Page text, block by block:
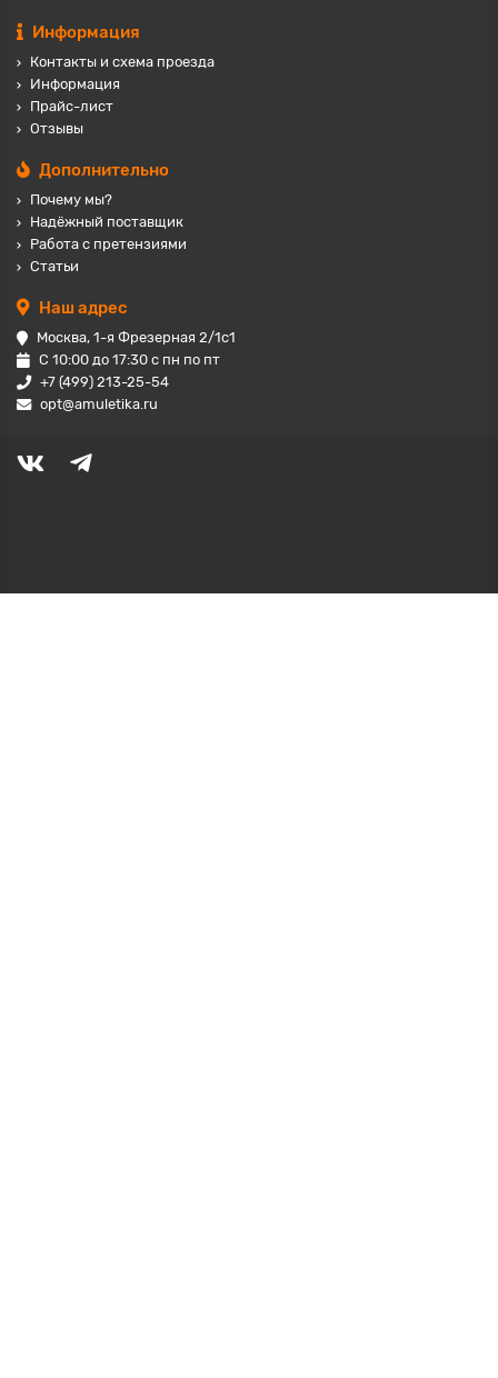
Информация
Контакты и схема проезда
Информация
Прайс-лист
Отзывы
Дополнительно
Почему мы?
Надёжный поставщик
Работа с претензиями
Статьи
Наш адрес
Москва, 1-я Фрезерная 2/1с1
С 10:00 до 17:30 с пн по пт
+7 (499) 213-25-54
opt@amuletika.ru